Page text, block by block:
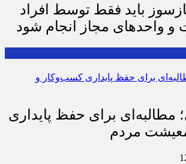
باید فقط توسط افراد
و واحدهای مجاز انجام شود
مطالبه‌ای برای حفظ پایداری
مردم